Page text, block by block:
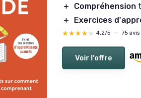
＋
Compréhension
＋
Exercices
★★★★★
★★★★★ 4,2/5 — 75 avis
Voir l'offre